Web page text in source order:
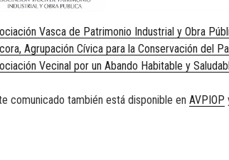
Vasca de Patrimonio Industrial y Obra
Agrupación Cívica para la Conservación del
Vecinal por un Abando Habitable y
comunicado también está disponible en AVPIOP